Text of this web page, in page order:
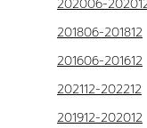
202006-
201806-201812
201606-201612
202112-202212
201912-202012